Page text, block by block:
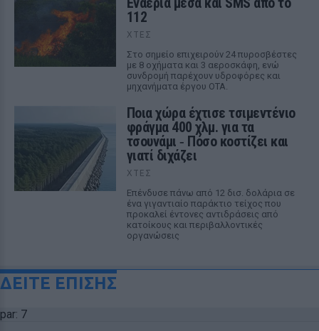
112
ΧΤΕΣ
Στο σημείο επιχειρούν 24 πυροσβέστες
με 8 οχήματα και 3 αεροσκάφη, ενώ
συνδρομή παρέχουν υδροφόρες και
μηχανήματα έργου ΟΤΑ.
Ποια χώρα έχτισε τσιμεντένιο
φράγμα 400 χλμ. για τα
τσουνάμι ‑ Πόσο κοστίζει και
γιατί διχάζει
ΧΤΕΣ
Επένδυσε πάνω από 12 δισ. δολάρια σε
ένα γιγαντιαίο παράκτιο τείχος που
προκαλεί έντονες αντιδράσεις από
κατοίκους και περιβαλλοντικές
οργανώσεις
ΔΕΙΤΕ ΕΠΙΣΗΣ
par: 7